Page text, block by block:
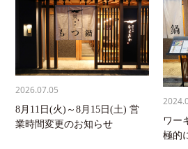
2026.07.05
8月11日(火)～8月15日(土) 営
業時間変更のお知らせ
ワー
極的